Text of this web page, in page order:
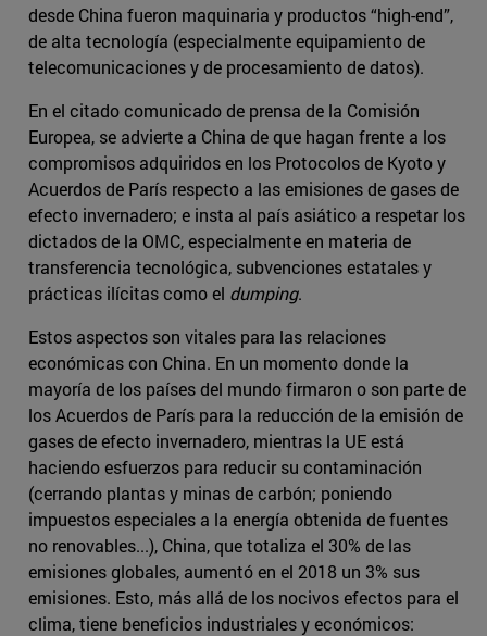
desde China fueron maquinaria y productos “high-end”,
de alta tecnología (especialmente equipamiento de
telecomunicaciones y de procesamiento de datos).
En el citado comunicado de prensa de la Comisión
Europea, se advierte a China de que hagan frente a los
compromisos adquiridos en los Protocolos de Kyoto y
Acuerdos de París respecto a las emisiones de gases de
efecto invernadero; e insta al país asiático a respetar los
dictados de la OMC, especialmente en materia de
transferencia tecnológica, subvenciones estatales y
prácticas ilícitas como el dumping.
Estos aspectos son vitales para las relaciones
económicas con China. En un momento donde la
mayoría de los países del mundo firmaron o son parte de
los Acuerdos de París para la reducción de la emisión de
gases de efecto invernadero, mientras la UE está
haciendo esfuerzos para reducir su contaminación
(cerrando plantas y minas de carbón; poniendo
impuestos especiales a la energía obtenida de fuentes
no renovables...), China, que totaliza el 30% de las
emisiones globales, aumentó en el 2018 un 3% sus
emisiones. Esto, más allá de los nocivos efectos para el
clima, tiene beneficios industriales y económicos: